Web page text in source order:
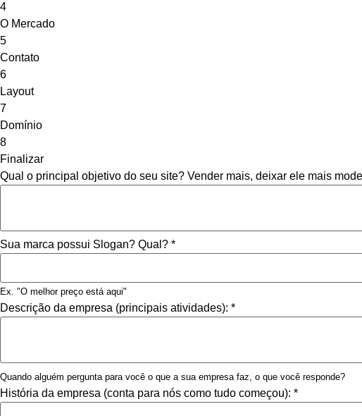
4
O Mercado
5
Contato
6
Layout
7
Domínio
8
Finalizar
Qual o principal objetivo do seu site? Vender mais, deixar ele mais
Sua marca possui Slogan? Qual? *
Ex. "O melhor preço está aqui"
Descrição da empresa (principais atividades): *
Quando alguém pergunta para você o que a sua empresa faz, o que você responde?
História da empresa (conta para nós como tudo começou): *